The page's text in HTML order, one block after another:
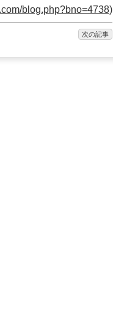
blog.php?bno=4738)
次の記事